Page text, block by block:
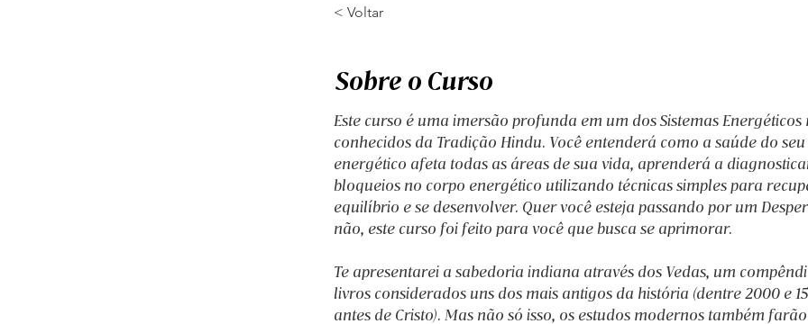
< Voltar
Sobre o Curso
Este curso é uma imersão profunda em um dos Sistemas
conhecidos da Tradição Hindu. Você entenderá como a saúde do
energético afeta todas as áreas de sua vida, aprenderá a
bloqueios no corpo energético utilizando técnicas simples para
equilíbrio e se desenvolver. Quer você esteja passando por um
não, este curso foi feito para você que busca se aprimorar.
Te apresentarei a sabedoria indiana através dos Vedas, um
livros considerados uns dos mais antigos da história (dentre 2000 e
antes de Cristo). Mas não só isso, os estudos modernos também